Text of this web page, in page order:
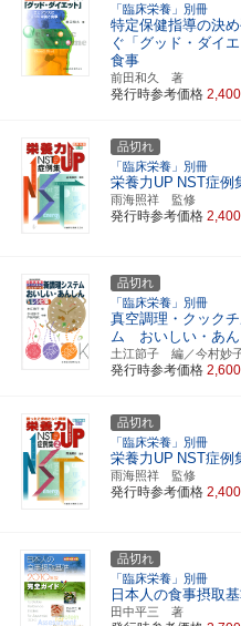
「臨床栄養」別冊
特定保健指導の決
ぐ「グッド・ダイエ
食事
前田和久 著
発行時参考価格
品切れ
「臨床栄養」別冊
栄養力UP NST症例
雨海照祥 監修
発行時参考価格
品切れ
「臨床栄養」別冊
真空調理・クック
ム おいしい・あん
土江節子 編／今村妙
発行時参考価格
品切れ
「臨床栄養」別冊
栄養力UP NST症例
雨海照祥 監修
発行時参考価格
品切れ
「臨床栄養」別冊
日本人の食事摂取
田中平三 著